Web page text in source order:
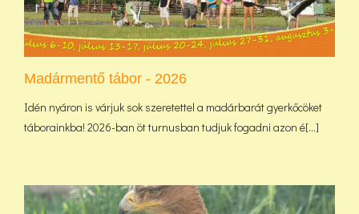
Madármentő tábor - 2026
Idén nyáron is várjuk sok szeretettel a madárbarát gyerkőcöket
táborainkba! 2026-ban öt turnusban tudjuk fogadni azon é[...]